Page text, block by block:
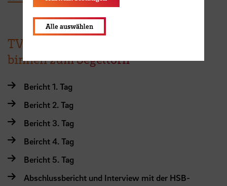
TV-Wochenserie von buten un
binnen zum Segeltörn
Bericht 1. Tag
Bericht 2. Tag
Bericht 3. Tag
Beircht 4. Tag
Bericht 5. Tag
Abschlussbericht und Interview mit der HSB-
Alle auswählen